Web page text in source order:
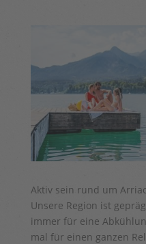
Aktiv sein rund um
Unsere Region ist
immer für eine
mal für einen ganzen